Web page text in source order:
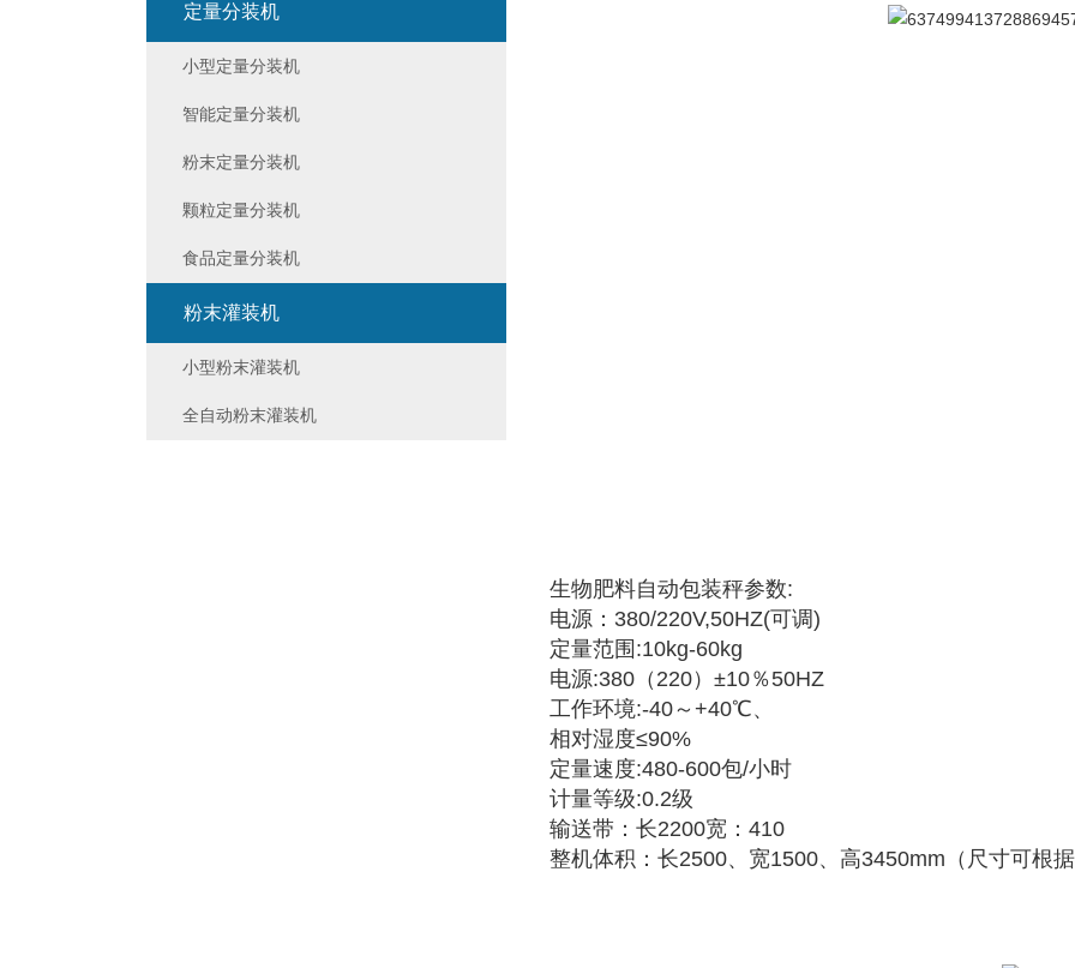
生物肥料自动包装秤参数:
电源：380/220V,50HZ(可调)
定量范围:10kg-60kg
电源:380（220）±10％50HZ
工作环境:-40～+40℃、
相对湿度≤90%
定量速度:480-600包/小时
计量等级:0.2级
输送带：长2200宽：410
整机体积：长2500、宽1500、高3450mm（尺寸可根据
定量分装机
小型定量分装机
智能定量分装机
粉末定量分装机
颗粒定量分装机
食品定量分装机
粉末灌装机
小型粉末灌装机
全自动粉末灌装机